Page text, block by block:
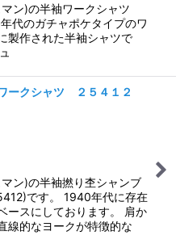
ン)の半袖ワークシャツ
代のガチャポケタイプのワ
製作された半袖シャツで
ークシャツ ２５４１２
ン)の半袖撚り杢シャンブ
です。 1940年代に存在
ースにしております。 肩か
線的なヨークが特徴的な